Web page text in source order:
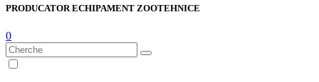
PRODUCATOR ECHIPAMENT ZOOTEHNICE
0